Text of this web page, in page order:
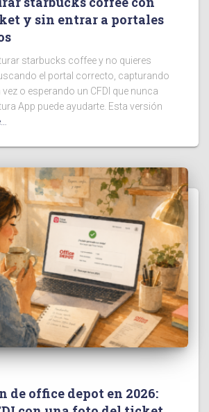
y sin entrar a portales
starbucks coffee y no quieres
el portal correcto, capturando
o esperando un CFDI que nunca
App puede ayudarte. Esta versión
de office depot en 2026: